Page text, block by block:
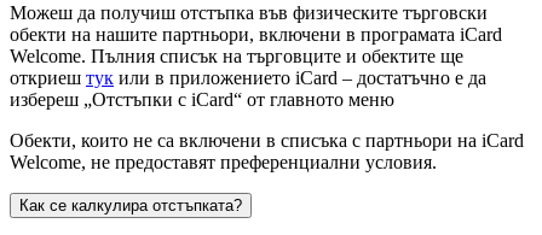
Можеш да получиш отстъпка във физическите търговски
обекти на нашите партньори, включени в програмата iCard
Welcome. Пълния списък на търговците и обектите ще
откриеш тук или в приложението iCard – достатъчно е да
избереш „Отстъпки с iCard“ от главното меню
Обекти, които не са включени в списъка с партньори на iCard
Welcome, не предоставят преференциални условия.
Как се калкулира отстъпката?